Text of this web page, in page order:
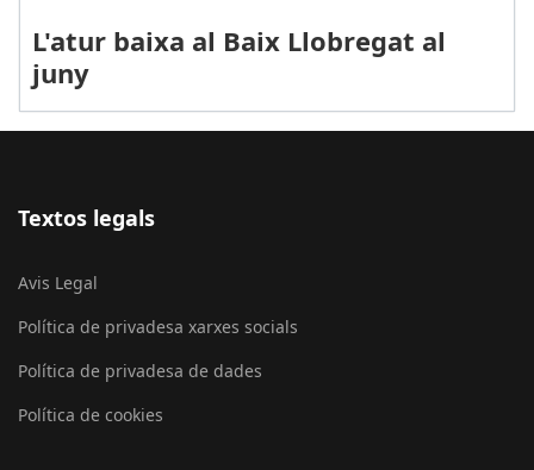
L'atur baixa al Baix Llobregat al
juny
Textos legals
Avis Legal
Política de privadesa xarxes socials
Política de privadesa de dades
Política de cookies